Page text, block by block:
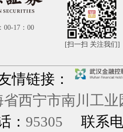
00-17：00
[扫一扫 关注我们]
情链接：
省西宁市南川工
： 95305
联系